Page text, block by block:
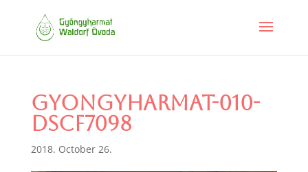
gyongyharmat-010-
DSCF7098
2018. October 26.